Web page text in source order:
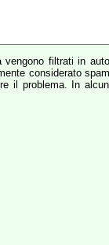
filtrati in
considerato
il problema. In